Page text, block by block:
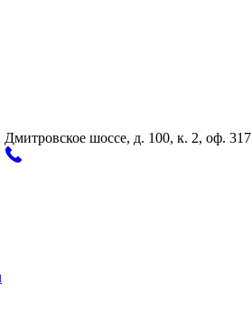
шоссе, д. 100, к. 2, оф. 317